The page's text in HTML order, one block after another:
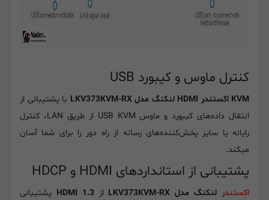
کنترل ماوس و کیبورد USB
KVM اکستندر HDMI لنکنگ مدل LKV373KVM-RX
با پشتیبانی از
انتقال داده‌های کیبورد و ماوس USB KVM از طریق LAN، کنترل
رایانه یا سایر پخش‌کننده‌های رسانه از راه دور را برای شما آسان
میکند.
پشتیبانی از استانداردهای HDMI و HDCP
اکستندرلنکنگ مدل LKV373KVM-RX ازHDMI 1.3 پشتیبانی